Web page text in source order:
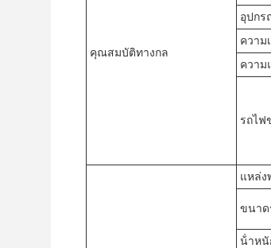
คุณสมบัติทางกล
อุปก
ความ
ความ
รถไฟ
แหล่ง
ขนาด
น้ําหนั